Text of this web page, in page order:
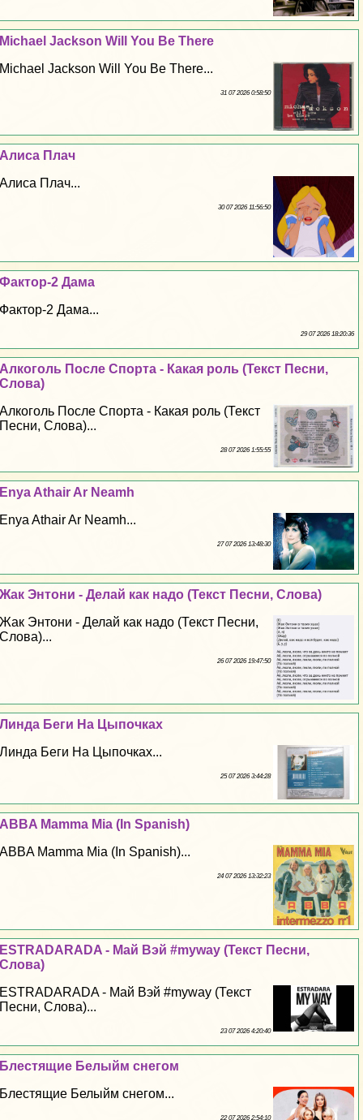
Michael Jackson Will You Be There
Michael Jackson Will You Be There...
31 07 2026 0:58:50
Алиса Плач
Алиса Плач...
30 07 2026 11:56:50
Фактор-2 Дама
Фактор-2 Дама...
29 07 2026 18:20:36
Алкоголь После Спорта - Какая роль (Текст Песни,
Слова)
Алкоголь После Спорта - Какая роль (Текст
Песни, Слова)...
28 07 2026 1:55:55
Enya Athair Ar Neamh
Enya Athair Ar Neamh...
27 07 2026 13:48:30
Жак Энтони - Делай как надо (Текст Песни, Слова)
Жак Энтони - Делай как надо (Текст Песни,
Слова)...
26 07 2026 19:47:50
Линда Беги На Цыпочках
Линда Беги На Цыпочках...
25 07 2026 3:44:28
ABBA Mamma Mia (In Spanish)
ABBA Mamma Mia (In Spanish)...
24 07 2026 13:32:23
ESTRADARADA - Май Вэй #myway (Текст Песни,
Слова)
ESTRADARADA - Май Вэй #myway (Текст
Песни, Слова)...
23 07 2026 4:20:40
Блестящие Белыйм снегом
Блестящие Белыйм снегом...
22 07 2026 2:54:10